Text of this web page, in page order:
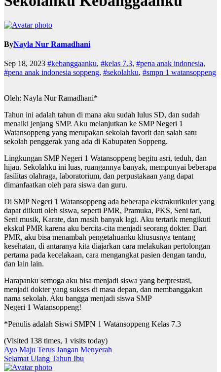
ByNayla Nur Ramadhani
Sep 18, 2023 #kebanggaanku, #kelas 7.3, #pena anak indonesia,
#pena anak indonesia soppeng, #sekolahku, #smpn 1 watansoppeng
Oleh: Nayla Nur Ramadhani*
Tahun ini adalah tahun di mana aku sudah lulus SD, dan sudah
menaiki jenjang SMP. Aku melanjutkan ke SMP Negeri 1
Watansoppeng yang merupakan sekolah favorit dan salah satu
sekolah penggerak yang ada di Kabupaten Soppeng.
Lingkungan SMP Negeri 1 Watansoppeng begitu asri, teduh, dan
hijau. Sekolahku ini luas, ruangannya banyak, mempunyai beberapa
fasilitas olahraga, laboratorium, dan perpustakaan yang dapat
dimanfaatkan oleh para siswa dan guru.
Di SMP Negeri 1 Watansoppeng ada beberapa ekstrakurikuler yang
dapat diikuti oleh siswa, seperti PMR, Pramuka, PKS, Seni tari,
Seni musik, Karate, dan masih banyak lagi. Aku tertarik mengikuti
ekskul PMR karena aku bercita-cita menjadi seorang dokter. Dari
PMR, aku bisa menambah pengetahuanku khususnya tentang
kesehatan, di antaranya kita diajarkan cara melakukan pertolongan
pertama pada kecelakaan, cara mengangkat pasien dengan tandu,
dan lain lain.
Harapanku semoga aku bisa menjadi siswa yang berprestasi,
menjadi dokter yang sukses di masa depan, dan membanggakan
nama sekolah. Aku bangga menjadi siswa SMP
Negeri 1 Watansoppeng!
*Penulis adalah Siswi SMPN 1 Watansoppeng Kelas 7.3
(Visited 138 times, 1 visits today)
Navigasi
pos
Ayo Maju Terus Jangan Menyerah
Selamat Ulang Tahun Ibu